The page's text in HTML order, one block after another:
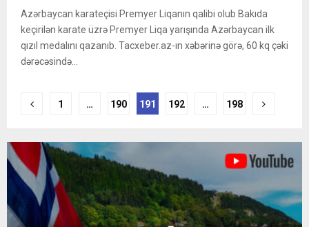
Azərbaycan karateçisi Premyer Liqanın qalibi olub Bakıda
keçirilən karate üzrə Premyer Liqa yarışında Azərbaycan ilk
qızıl medalını qazanıb. Tacxeber.az-ın xəbərinə görə, 60 kq çəki
dərəcəsində...
Posts
1 … 190 191 192 … 198